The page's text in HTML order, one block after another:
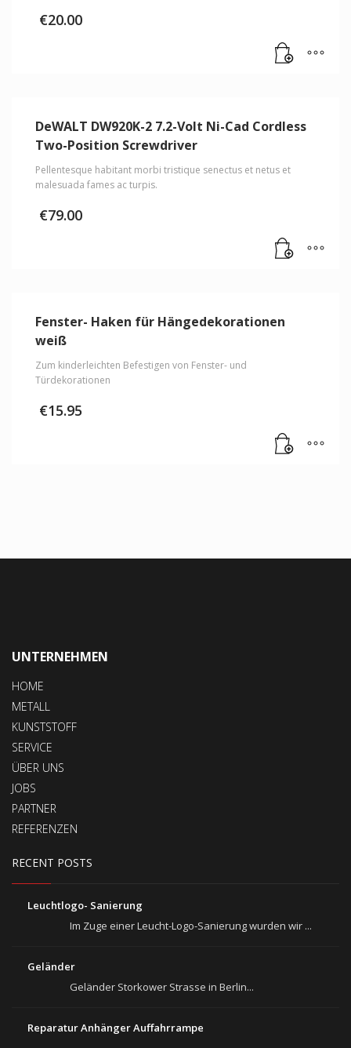
können
€20.00
DeWALT DW920K-2 7.2-Volt Ni-Cad Cordless
Two-Position Screwdriver
Pellentesque habitant morbi tristique senectus et netus et
malesuada fames ac turpis.
€79.00
Fenster- Haken für Hängedekorationen
weiß
Zum kinderleichten Befestigen von Fenster- und
Türdekorationen
€15.95
UNTERNEHMEN
HOME
METALL
KUNSTSTOFF
SERVICE
ÜBER UNS
JOBS
PARTNER
REFERENZEN
RECENT POSTS
Leuchtlogo- Sanierung
Im Zuge einer Leucht-Logo-Sanierung wurden wir ...
Geländer
Geländer Storkower Strasse in Berlin...
Reparatur Anhänger Auffahrrampe